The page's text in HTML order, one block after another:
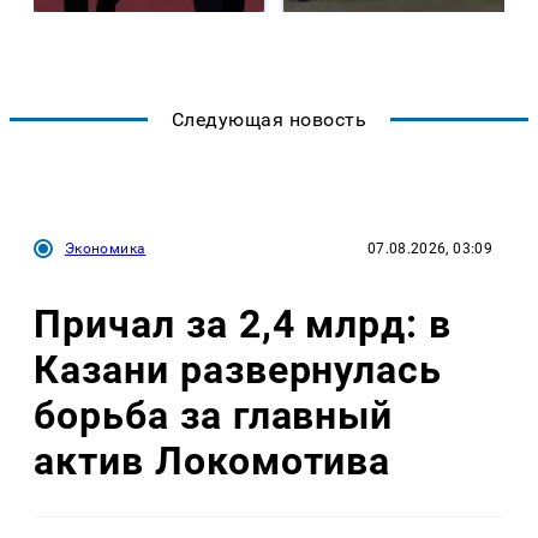
Следующая новость
Экономика 07.08.2026, 03:09
Причал за 2,4 млрд: в
Казани развернулась
борьба за главный
актив Локомотива